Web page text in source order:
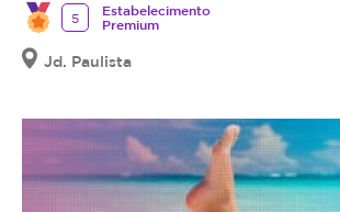
5
Estabelecimento
Premium
Jd. Paulista